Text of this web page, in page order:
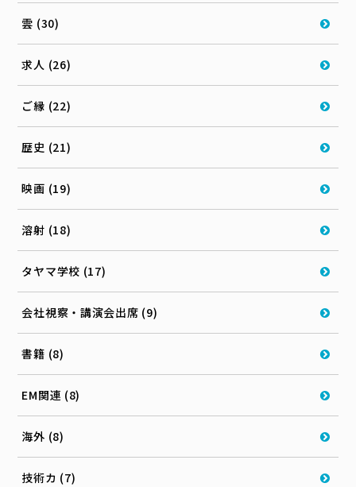
雲 (30)
求人 (26)
ご縁 (22)
歴史 (21)
映画 (19)
溶射 (18)
タヤマ学校 (17)
会社視察・講演会出席 (9)
書籍 (8)
EM関連 (8)
海外 (8)
技術カ (7)